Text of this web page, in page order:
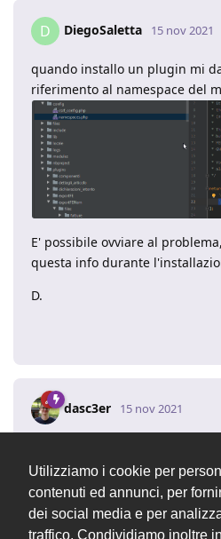
Utilizziamo i cookie per
contenuti ed annunci, per
dei social media e per
traffico. Condividiamo inoltre
D DiegoSaletta 15 nov 2021
quando installo un plugin mi
riferimento al namespace del
E' possibile ovviare al
questa info durante
D.
dasc3er 15 nov 2021
Puoi usare il trucco di
inserire al suo interno il
vendor/autoload.php del tuo
puoi definire attraverso